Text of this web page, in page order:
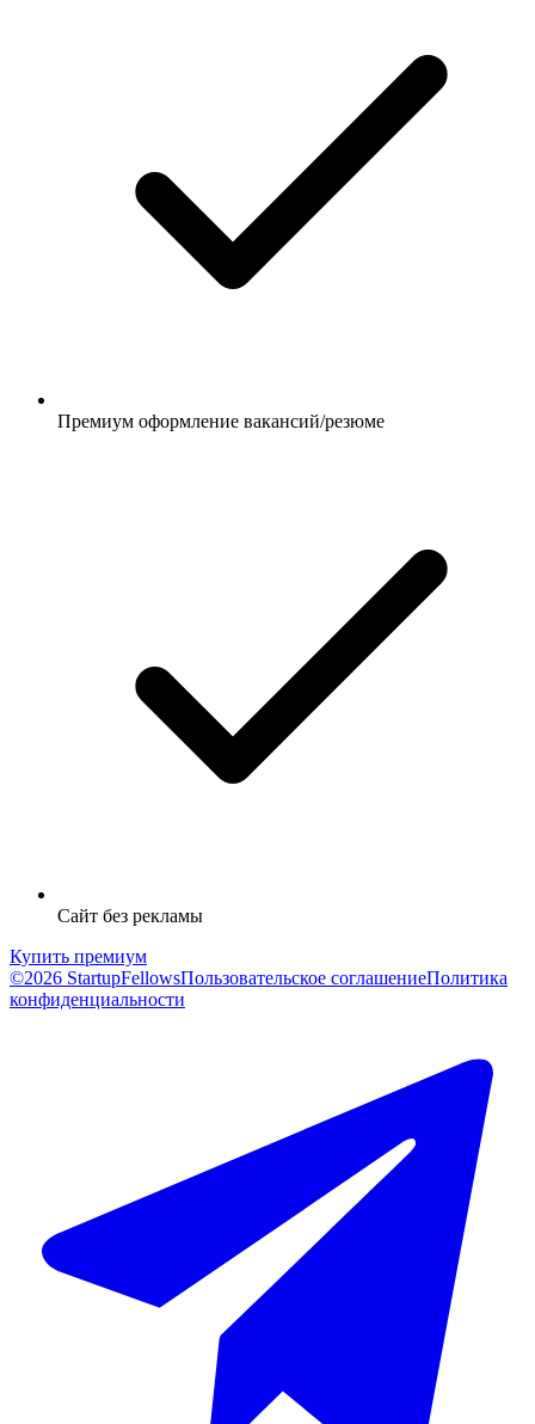
Премиум оформление вакансий/резюме
Сайт без рекламы
Купить премиум
©2026 StartupFellowsПользовательское соглашениеПолитика
конфиденциальности